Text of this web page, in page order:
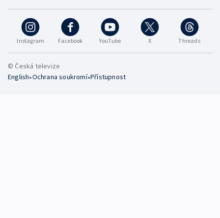
Instagram Facebook YouTube X Threads
© Česká televize
English•Ochrana soukromí•Přístupnost